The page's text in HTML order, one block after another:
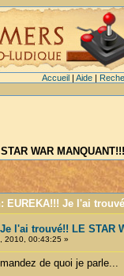
Accueil| Aide|
WAR MANQUANT!!!
EUREKA!!! Je l'ai
l'ai trouvé!! LE STAR
2010, 00:43:25 »
de quoi je parle...